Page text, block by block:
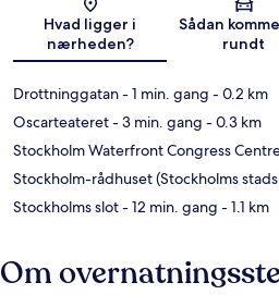
Kort
Hvad ligger i
nærheden?
Sådan
rundt
Drottninggatan- 1 min. gang - 0.2 km
Oscarteateret- 3 min. gang - 0.3 km
Stockholm Waterfront Congress
Stockholm-rådhuset (Stockholms
Stockholms slot- 12 min. gang - 1.1 km
Om